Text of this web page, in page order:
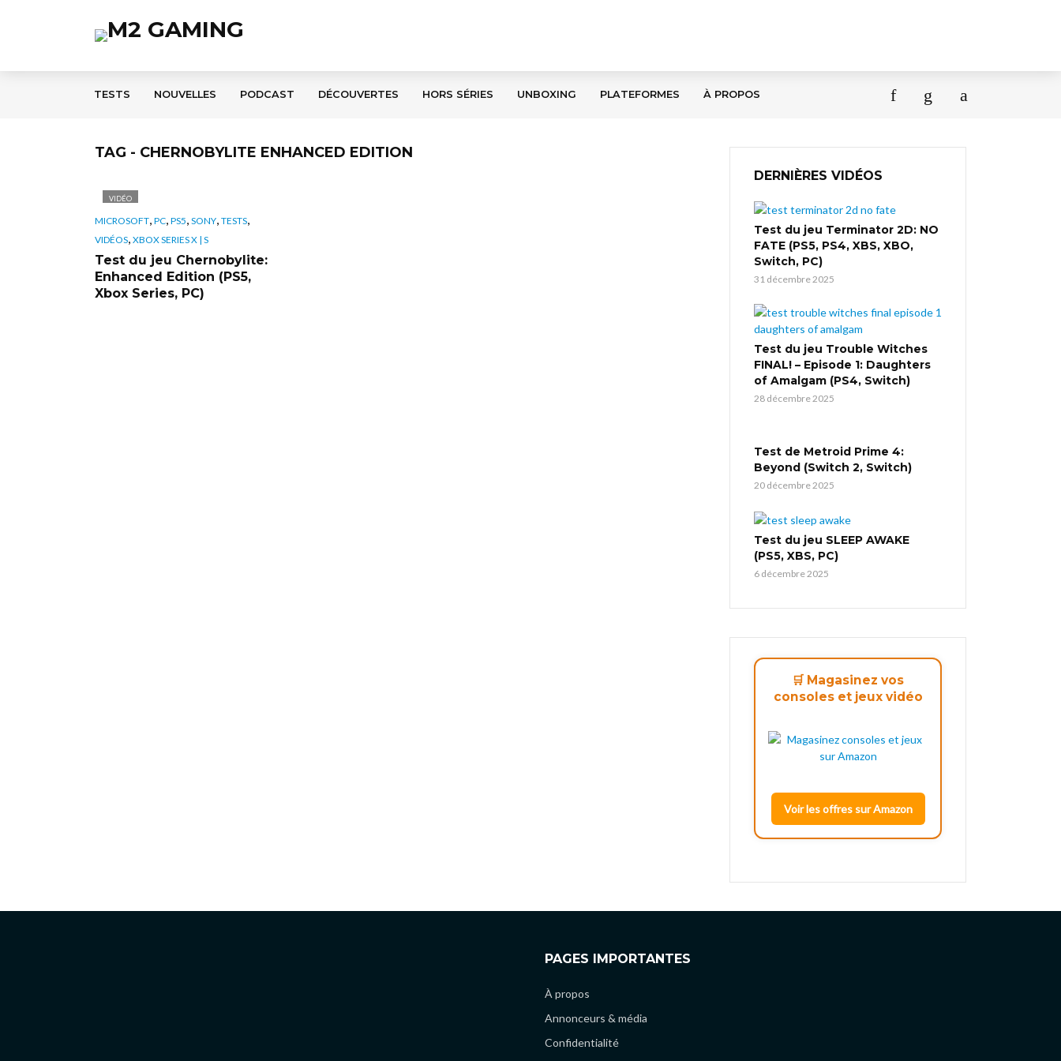
TESTS NOUVELLES PODCAST DÉCOUVERTES HORS SÉRIES UNBOXING PLATEFORMES À PROPOS
TAG - CHERNOBYLITE ENHANCED EDITION
VIDÉO
MICROSOFT, PC, PS5, SONY, TESTS,
VIDÉOS, XBOX SERIES X | S
Test du jeu Chernobylite:
Enhanced Edition (PS5,
Xbox Series, PC)
DERNIÈRES VIDÉOS
Test du jeu Terminator 2D: NO
FATE (PS5, PS4, XBS, XBO,
Switch, PC)
31 décembre 2025
Test du jeu Trouble Witches
FINAL! – Episode 1: Daughters
of Amalgam (PS4, Switch)
28 décembre 2025
Test de Metroid Prime 4:
Beyond (Switch 2, Switch)
20 décembre 2025
Test du jeu SLEEP AWAKE
(PS5, XBS, PC)
6 décembre 2025
🛒 Magasinez vos
consoles et jeux vidéo
Voir les offres sur Amazon
PAGES IMPORTANTES
À propos
Annonceurs & média
Confidentialité